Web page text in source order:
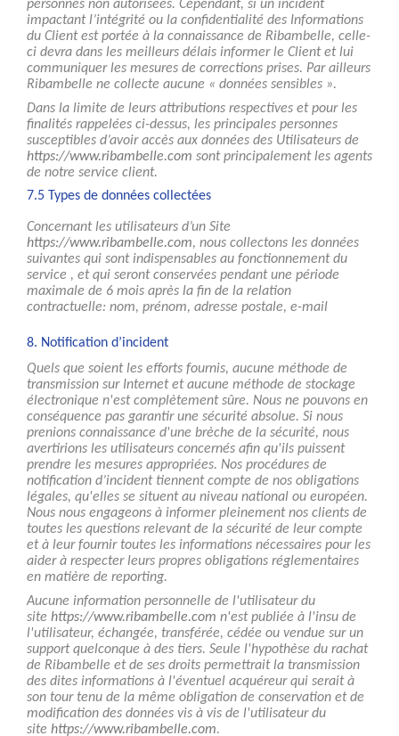
personnes non autorisées. Cependant, si un incident
impactant l’intégrité ou la confidentialité des Informations
du Client est portée à la connaissance de Ribambelle, celle-
ci devra dans les meilleurs délais informer le Client et lui
communiquer les mesures de corrections prises. Par ailleurs
Ribambelle ne collecte aucune « données sensibles ».
Dans la limite de leurs attributions respectives et pour les
finalités rappelées ci-dessus, les principales personnes
susceptibles d’avoir accès aux données des Utilisateurs de
https://www.ribambelle.com sont principalement les agents
de notre service client.
7.5 Types de données collectées
Concernant les utilisateurs d’un Site
https://www.ribambelle.com, nous collectons les données
suivantes qui sont indispensables au fonctionnement du
service , et qui seront conservées pendant une période
maximale de 6 mois après la fin de la relation
contractuelle: nom, prénom, adresse postale, e-mail
8. Notification d’incident
Quels que soient les efforts fournis, aucune méthode de
transmission sur Internet et aucune méthode de stockage
électronique n'est complètement sûre. Nous ne pouvons en
conséquence pas garantir une sécurité absolue. Si nous
prenions connaissance d'une brèche de la sécurité, nous
avertirions les utilisateurs concernés afin qu'ils puissent
prendre les mesures appropriées. Nos procédures de
notification d’incident tiennent compte de nos obligations
légales, qu'elles se situent au niveau national ou européen.
Nous nous engageons à informer pleinement nos clients de
toutes les questions relevant de la sécurité de leur compte
et à leur fournir toutes les informations nécessaires pour les
aider à respecter leurs propres obligations réglementaires
en matière de reporting.
Aucune information personnelle de l'utilisateur du
site https://www.ribambelle.com n'est publiée à l'insu de
l'utilisateur, échangée, transférée, cédée ou vendue sur un
support quelconque à des tiers. Seule l'hypothèse du rachat
de Ribambelle et de ses droits permettrait la transmission
des dites informations à l'éventuel acquéreur qui serait à
son tour tenu de la même obligation de conservation et de
modification des données vis à vis de l'utilisateur du
site https://www.ribambelle.com.